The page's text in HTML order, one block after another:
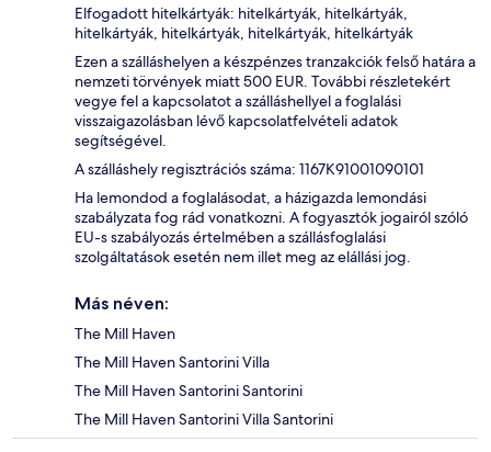
Elfogadott hitelkártyák: hitelkártyák, hitelkártyák,
hitelkártyák, hitelkártyák, hitelkártyák, hitelkártyák
Ezen a szálláshelyen a készpénzes tranzakciók felső határa a
nemzeti törvények miatt 500 EUR. További részletekért
vegye fel a kapcsolatot a szálláshellyel a foglalási
visszaigazolásban lévő kapcsolatfelvételi adatok
segítségével.
A szálláshely regisztrációs száma: 1167K91001090101
Ha lemondod a foglalásodat, a házigazda lemondási
szabályzata fog rád vonatkozni. A fogyasztók jogairól szóló
EU-s szabályozás értelmében a szállásfoglalási
szolgáltatások esetén nem illet meg az elállási jog.
Más néven:
The Mill Haven
The Mill Haven Santorini Villa
The Mill Haven Santorini Santorini
The Mill Haven Santorini Villa Santorini